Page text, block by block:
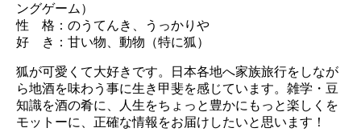
ングゲーム）
性 格：のうてんき、うっかりや
好 き：甘い物、動物（特に狐）
狐が可愛くて大好きです。日本各地へ家族旅行をしなが
ら地酒を味わう事に生き甲斐を感じています。雑学・豆
知識を酒の肴に、人生をちょっと豊かにもっと楽しくを
モットーに、正確な情報をお届けしたいと思います！